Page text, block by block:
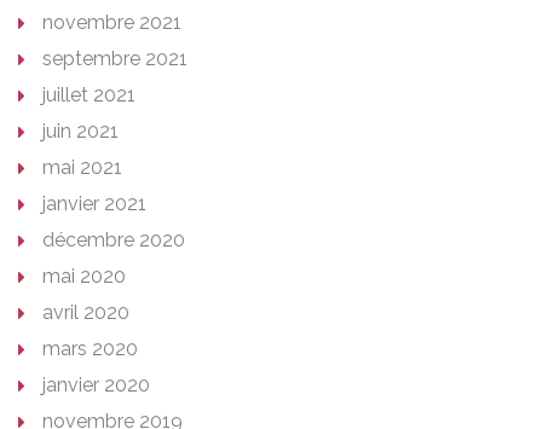
novembre 2021
septembre 2021
juillet 2021
juin 2021
mai 2021
janvier 2021
décembre 2020
mai 2020
avril 2020
mars 2020
janvier 2020
novembre 2019